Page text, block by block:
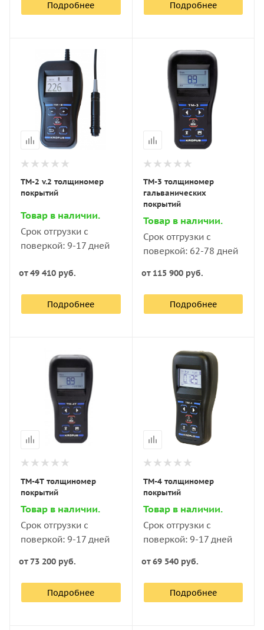
Подробнее Подробнее
ТМ-2 v.2 толщиномер
покрытий
Товар в наличии.
Срок отгрузки с
поверкой: 9-17 дней
от49 410 руб.
Подробнее
ТМ-3 толщиномер
гальванических
покрытий
Товар в наличии.
Срок отгрузки с
поверкой: 62-78 дней
от 115 900 руб.
Подробнее
ТМ-4Т толщиномер
покрытий
Товар в наличии.
Срок отгрузки с
поверкой: 9-17 дней
от73 200 руб.
Подробнее
ТМ-4 толщиномер
покрытий
Товар в наличии.
Срок отгрузки с
поверкой: 9-17 дней
от69 540 руб.
Подробнее